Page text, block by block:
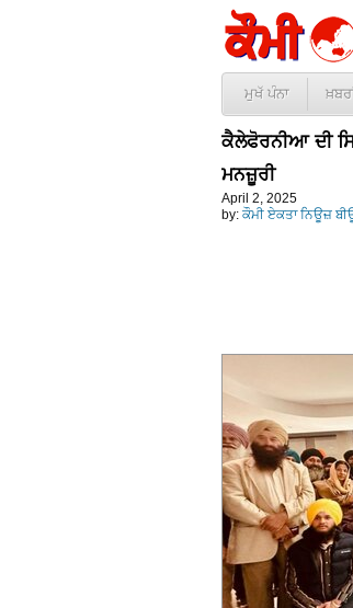
ਮੁਖੱ ਪੰਨਾ
ਕੈਲੇਫੋਰਨੀਆ ਦੀ
ਮਨਜ਼ੂਰੀ
April 2, 2025
by: ਕੌਮੀ ਏਕਤਾ ਨਿਊਜ਼